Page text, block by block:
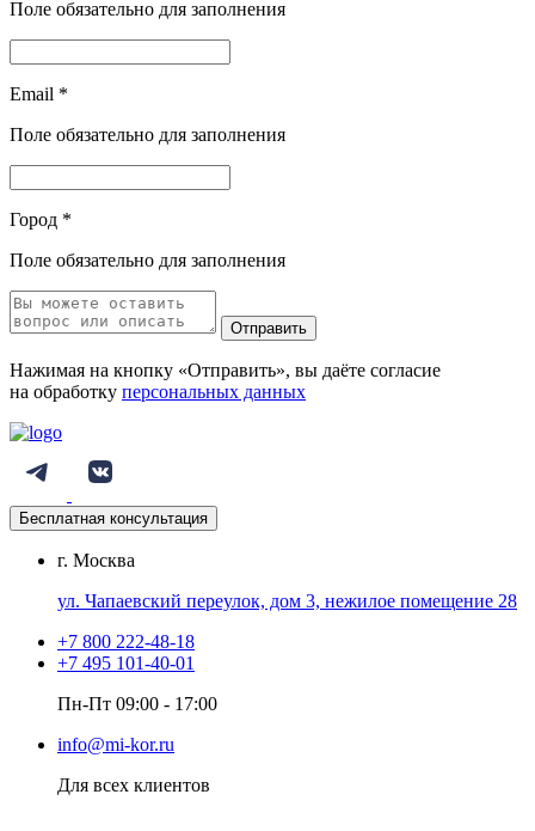
Поле обязательно для заполнения
Email *
Поле обязательно для заполнения
Город *
Поле обязательно для заполнения
Отправить
Нажимая на кнопку «Отправить», вы даёте согласие
на обработку персональных данных
Бесплатная консультация
г. Москва
ул. Чапаевский переулок, дом 3, нежилое помещение 28
+7 800 222-48-18
+7 495 101-40-01
Пн-Пт 09:00 - 17:00
info@mi-kor.ru
Для всех клиентов